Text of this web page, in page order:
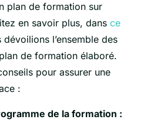
plan de formation sur
en savoir plus, dans ce
dévoilions l’ensemble des
de formation élaboré.
pour assurer une
:
de la formation :